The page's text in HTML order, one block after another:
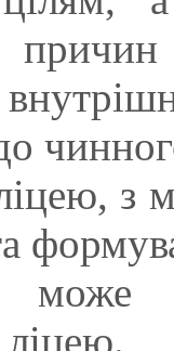
з
може
ліцею.